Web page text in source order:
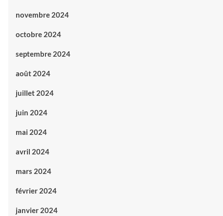
novembre 2024
octobre 2024
septembre 2024
août 2024
juillet 2024
juin 2024
mai 2024
avril 2024
mars 2024
février 2024
janvier 2024